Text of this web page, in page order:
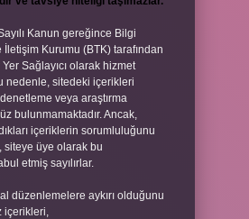
Kanun gereğince Bilgi
Kurumu (BTK) tarafından
Sağlayıcı olarak hizmet
nedenle, sitedeki içerikleri
veya araştırma
bulunmamaktadır. Ancak,
içeriklerin sorumluluğunu
siteye üye olarak bu
etmiş sayılırlar.
düzenlemelere aykırı olduğunu
içerikleri,